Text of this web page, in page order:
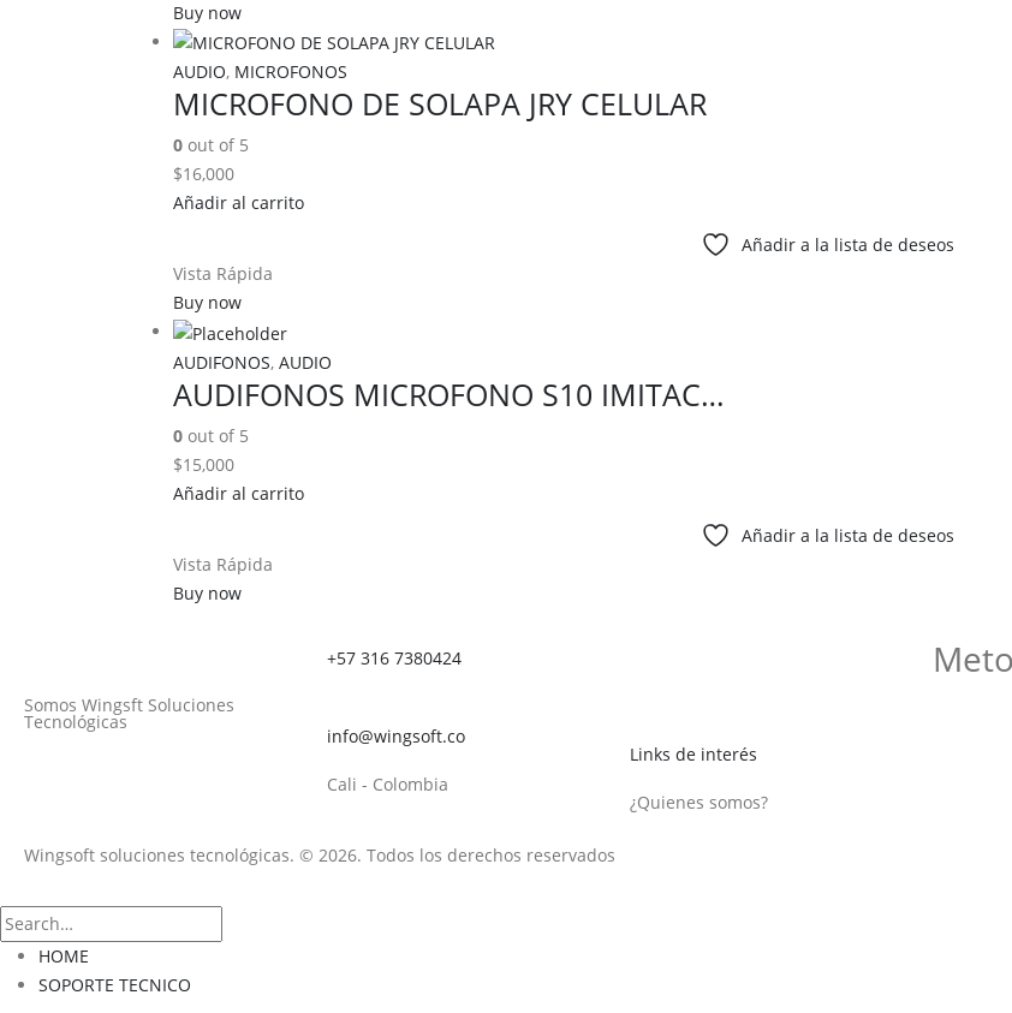
Buy now
AUDIO, MICROFONOS
MICROFONO DE SOLAPA JRY CELULAR
0 out of 5
$16,000
Añadir al carrito
Añadir a la lista de deseos
Vista Rápida
Buy now
AUDIFONOS, AUDIO
AUDIFONOS MICROFONO S10 IMITAC…
0 out of 5
$15,000
Añadir al carrito
Añadir a la lista de deseos
Vista Rápida
Buy now
Somos Wingsft Soluciones
Tecnológicas
+57 316 7380424
info@wingsoft.co
Cali - Colombia
Links de interés
¿Quienes somos?
Wingsoft soluciones tecnológicas. © 2026. Todos los derechos reservados
HOME
SOPORTE TECNICO